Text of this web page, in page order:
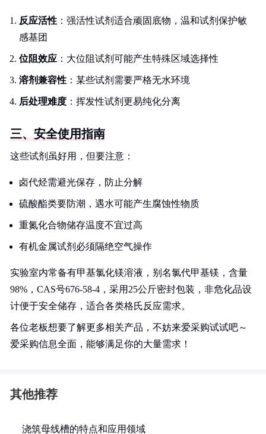
反应活性 ：强活性试剂适合顽固底物，温和试剂保护敏
感基团
位阻效应 ：大位阻试剂可能产生特殊区域选择性
溶剂兼容性 ：某些试剂需要严格无水环境
后处理难度 ：挥发性试剂更易纯化分离
三、安全使用指南
这些试剂虽好用，但要注意：
卤代烃需避光保存，防止分解
硫酸酯类要防潮，遇水可能产生腐蚀性物质
重氮化合物储存温度不宜过高
有机金属试剂必须隔绝空气操作
实验室内常备有甲基氯化镁溶液，别名氯代甲基镁，含量
98%，CAS号676-58-4，采用25公斤密封包装，非危化品设
计便于安全储存，适合各类格氏反应需求。
各位老板想要了解更多相关产品，不妨来爱采购试试吧～
爱采购信息全面，能够满足你的大量需求！
其他推荐
浇筑母线槽的特点和应用领域